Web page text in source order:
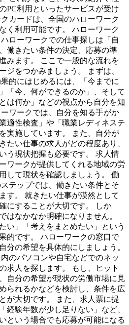
PC利用といったサービスが受け
カードは、全国のハローワーク
く利用可能です。 ハローワーク
ローワークでの仕事探しは「自
働きたい条件の決定、応募の準
みます。 ここで一般的な流れを
ジをつかみましょう。 まずは、
的にはじめるには、「今までに
「今、何ができるのか」、そして
は何か」などの視点から自分を知
ワークでは、自分を知る手がか
適性検査」や「職業レディネステ
実施しています。 また、自分が
たい仕事の求人がどの程度あり、
う現状把握も必要です。 求人情
ワークが提供してくれる地域の労
して現状を確認しましょう。 働
テップでは、働きたい条件とそ
す。 就きたい仕事が漠然として
にすることが大切です。 しか
はなかなか明確になりません。
い」「考えをまとめたい」という
的です。 ハローワークの窓口で
分の希望を具体的にしましょう。
のパソコンや自宅などでのネッ
求人を探します。 もし、ヒット
自分の希望が現状の労働市場に見
られるかなどを検討し、条件を広
が大切です。 また、求人票に提
経験年数が少し足りない」など、
という場合でも応募が可能になる